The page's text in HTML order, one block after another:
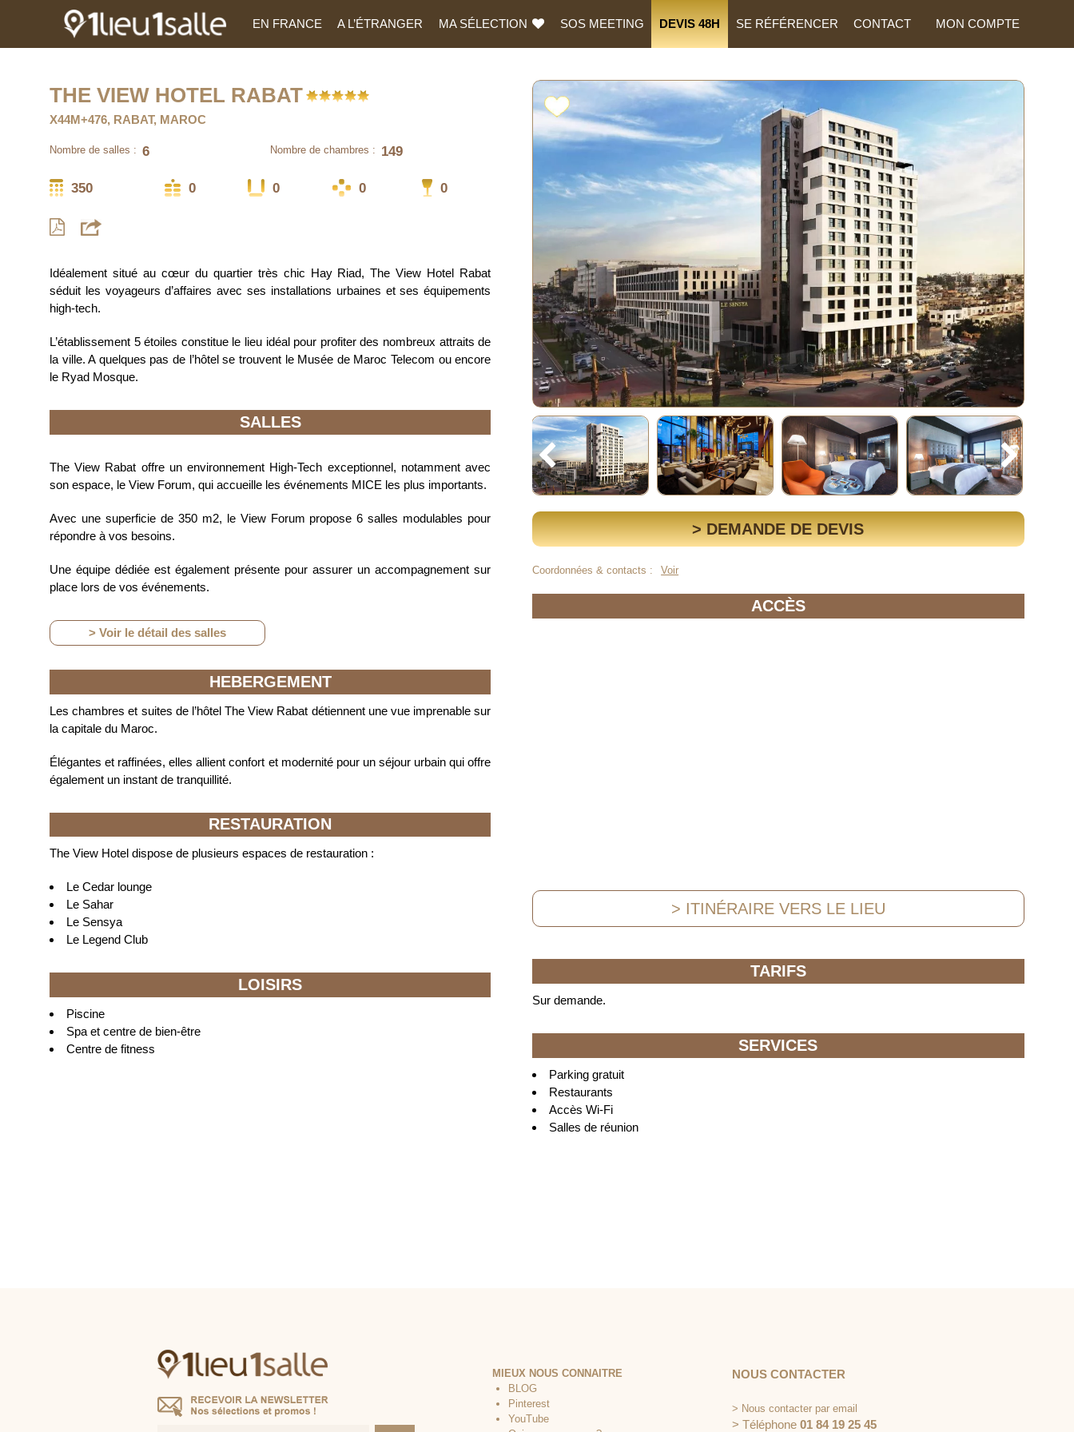
EN FRANCE A L’ÉTRANGER MA SÉLECTION SOS MEETING DEVIS 48H SE RÉFÉRENCER CONTACT MON COMPTE
THE VIEW HOTEL RABAT
X44M+476, RABAT, MAROC
Nombre de salles : 6 Nombre de chambres : 149
350 0 0 0 0
Idéalement situé au cœur du quartier très chic Hay Riad, The View Hotel Rabat
séduit les voyageurs d’affaires avec ses installations urbaines et ses équipements
high-tech.
L’établissement 5 étoiles constitue le lieu idéal pour profiter des nombreux attraits de
la ville. A quelques pas de l’hôtel se trouvent le Musée de Maroc Telecom ou encore
le Ryad Mosque.
SALLES
The View Rabat offre un environnement High-Tech exceptionnel, notamment avec
son espace, le View Forum, qui accueille les événements MICE les plus importants.
Avec une superficie de 350 m2, le View Forum propose 6 salles modulables pour
répondre à vos besoins.
Une équipe dédiée est également présente pour assurer un accompagnement sur
place lors de vos événements.
> Voir le détail des salles
HEBERGEMENT
Les chambres et suites de l’hôtel The View Rabat détiennent une vue imprenable sur
la capitale du Maroc.
Élégantes et raffinées, elles allient confort et modernité pour un séjour urbain qui offre
également un instant de tranquillité.
RESTAURATION
The View Hotel dispose de plusieurs espaces de restauration :
Le Cedar lounge
Le Sahar
Le Sensya
Le Legend Club
LOISIRS
Piscine
Spa et centre de bien-être
Centre de fitness
> DEMANDE DE DEVIS
Coordonnées & contacts : Voir
ACCÈS
> ITINÉRAIRE VERS LE LIEU
TARIFS
Sur demande.
SERVICES
Parking gratuit
Restaurants
Accès Wi-Fi
Salles de réunion
MIEUX NOUS CONNAITRE
BLOG
Pinterest
YouTube
NOUS CONTACTER
> Nous contacter par email
> Téléphone 01 84 19 25 45